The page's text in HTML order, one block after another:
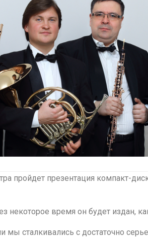
пройдет презентация компакт-
некоторое время он будет издан,
мы сталкивались с достаточно